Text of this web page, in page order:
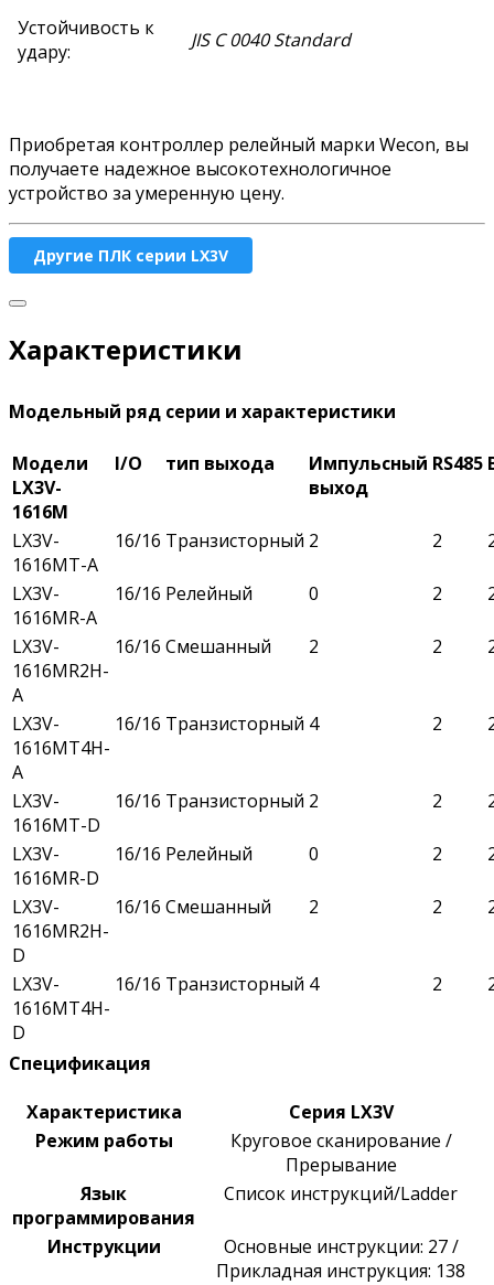
Устойчивость к
удару:
JIS C 0040 Standard
Приобретая контроллер релейный марки Wecon, вы
получаете надежное высокотехнологичное
устройство за умеренную цену.
Другие ПЛК серии LX3V
Характеристики
Модельный ряд серии и характеристики
Модели
LX3V-
1616M
I/O тип выхода
Импульсный
выход
RS485
LX3V-
1616MT-A
16/16 Транзисторный 2 2
LX3V-
1616MR-A
16/16 Релейный 0 2
LX3V-
1616MR2H-
A
16/16 Смешанный 2 2
LX3V-
1616MT4H-
A
16/16 Транзисторный 4 2
LX3V-
1616MT-D
16/16 Транзисторный 2 2
LX3V-
1616MR-D
16/16 Релейный 0 2
LX3V-
1616MR2H-
D
16/16 Смешанный 2 2
LX3V-
1616MT4H-
D
16/16 Транзисторный 4 2
Спецификация
Характеристика
Серия LX3V
Режим работы
Круговое сканирование /
Прерывание
Язык
программирования
Список инструкций/Ladder
Инструкции
Основные инструкции: 27 /
Прикладная инструкция: 138